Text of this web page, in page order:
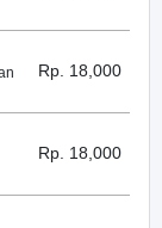
Rp. 18,000
Rp. 18,000